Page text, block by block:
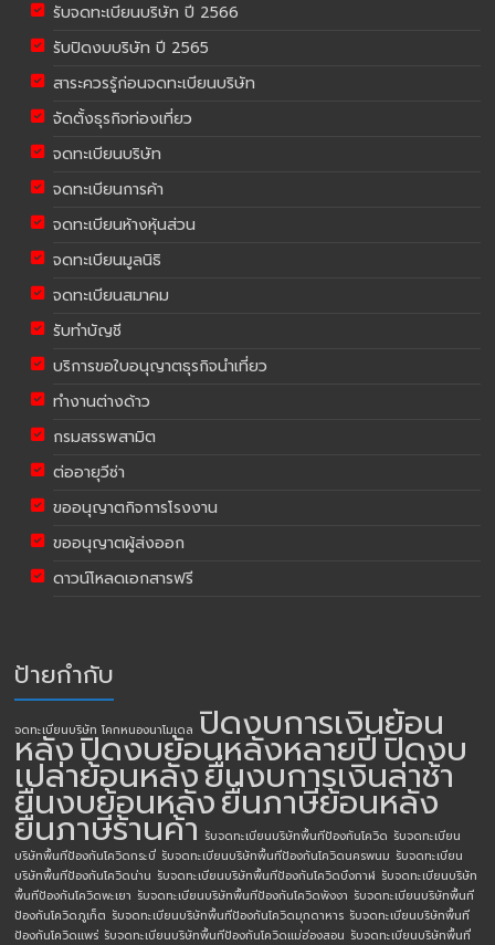
รับจดทะเบียนบริษัท ปี 2566
รับปิดงบบริษัท ปี 2565
สาระควรรู้ก่อนจดทะเบียนบริษัท
จัดตั้งธุรกิจท่องเที่ยว
จดทะเบียนบริษัท
จดทะเบียนการค้า
จดทะเบียนห้างหุ้นส่วน
จดทะเบียนมูลนิธิ
จดทะเบียนสมาคม
รับทำบัญชี
บริการขอใบอนุญาตธุรกิจนำเที่ยว
ทำงานต่างด้าว
กรมสรรพสามิต
ต่ออายุวีซ่า
ขออนุญาตกิจการโรงงาน
ขออนุญาตผู้ส่งออก
ดาวน์โหลดเอกสารฟรี
ป้ายกำกับ
จดทะเบียนบริษัท โคกหนองนาโมเดล ปิดงบการเงินย้อน
หลังปิดงบย้อนหลังหลายปีปิดงบ
เปล่าย้อนหลังยื่นงบการเงินล่าช้า
ยื่นงบย้อนหลังยื่นภาษีย้อนหลัง
ยื่นภาษีร้านค้า รับจดทะเบียนบริษัทพื้นทีป้องกันโควิด รับจดทะเบียน
บริษัทพื้นทีป้องกันโควิดกระบี่ รับจดทะเบียนบริษัทพื้นทีป้องกันโควิดนครพนม รับจดทะเบียน
บริษัทพื้นทีป้องกันโควิดน่าน รับจดทะเบียนบริษัทพื้นทีป้องกันโควิดบึงกาฬ รับจดทะเบียนบริษัท
พื้นทีป้องกันโควิดพะเยา รับจดทะเบียนบริษัทพื้นทีป้องกันโควิดพังงา รับจดทะเบียนบริษัทพื้นที
ป้องกันโควิดภูเก็ต รับจดทะเบียนบริษัทพื้นทีป้องกันโควิดมุกดาหาร รับจดทะเบียนบริษัทพื้นที
ป้องกันโควิดแพร่ รับจดทะเบียนบริษัทพื้นทีป้องกันโควิดแม่ฮ่องสอน รับจดทะเบียนบริษัทพื้นที่